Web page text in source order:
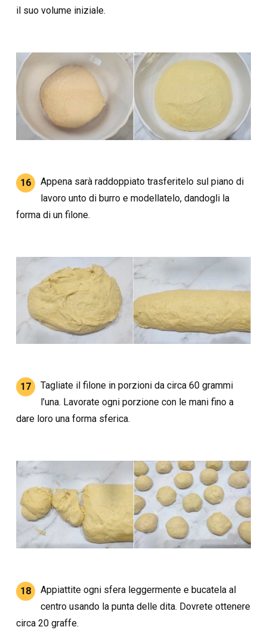
il suo volume iniziale.
16
Appena sarà raddoppiato trasferitelo sul piano di
lavoro unto di burro e modellatelo, dandogli la
forma di un filone.
17
Tagliate il filone in porzioni da circa 60 grammi
l’una. Lavorate ogni porzione con le mani fino a
dare loro una forma sferica.
18
Appiattite ogni sfera leggermente e bucatela al
centro usando la punta delle dita. Dovrete ottenere
circa 20 graffe.